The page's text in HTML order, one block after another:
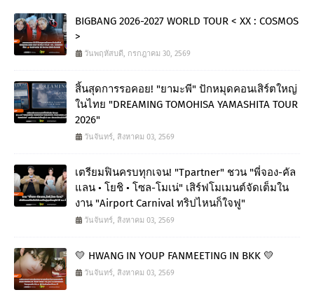
BIGBANG 2026-2027 WORLD TOUR < XX : COSMOS
>
วันพฤหัสบดี, กรกฎาคม 30, 2569
สิ้นสุดการรอคอย! "ยามะพี" ปักหมุดคอนเสิร์ตใหญ่
ในไทย "DREAMING TOMOHISA YAMASHITA TOUR
2026"
วันจันทร์, สิงหาคม 03, 2569
เตรียมฟินครบทุกเจน! "Tpartner" ชวน "พี่จอง-คัล
แลน • โยชิ • โซล-โมเน่" เสิร์ฟโมเมนต์จัดเต็มใน
งาน "Airport Carnival ทริปไหนก็ใจฟู"
วันจันทร์, สิงหาคม 03, 2569
💛 HWANG IN YOUP FANMEETING IN BKK 💛
วันจันทร์, สิงหาคม 03, 2569